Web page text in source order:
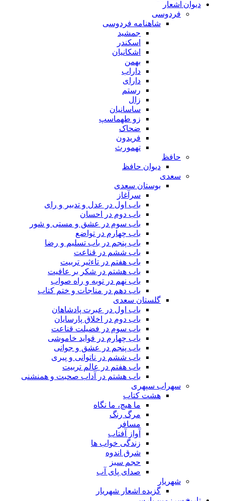
دیوان اشعار
فردوسی
شاهنامه فردوسی
جمشید
اسکندر
اشکانیان
بهمن
داراب
دارای
رستم
زال
ساسانیان
زو طهماسپ‏
ضحاک
فریدون
تهمورث
حافظ
دیوان حافظ
سعدی
بوستان سعدی
سرآغاز
باب اول در عدل و تدبیر و رای
باب دوم در احسان
باب سوم در عشق و مستی و شور
باب چهارم در تواضع
باب پنجم در باب تسلیم و رضا
باب ششم در قناعت
باب هفتم در تاءثیر تربیت
باب هشتم در شکر بر عافیت
باب نهم در توبه و راه صواب
باب دهم در مناجات و ختم کتاب
گلستان سعدی
باب اول در عبرت پادشاهان
باب دوم در اخلاق پارسایان
باب سوم در فضیلت قناعت
باب چهارم در فواید خاموشى
باب پنجم در عشق و جوانى
باب ششم در ناتوانى و پیرى
باب هفتم در عالم تربیت
باب هشتم در آداب صحبت و همنشنى
سهراب سپهری
هشت کتاب
ما هیچ، ما نگاه
مرگ رنگ
مسافر
آواز آفتاب
زندگی خواب ها
شرق اندوه
حجم سبز
صدای پای آب
شهریار
گزیده اشعار شهریار